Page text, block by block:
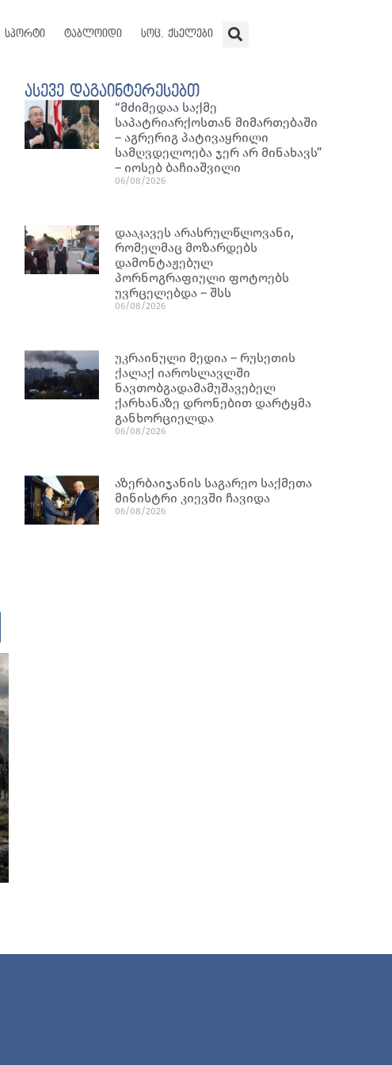
სპორტი ტაბლოიდი სოც. ქსელები
ასევე დაგაინტერესებთ
“მძიმედაა საქმე
საპატრიარქოსთან მიმართებაში
– აგრერიგ პატივაყრილი
სამღვდელოება ჯერ არ მინახავს”
– იოსებ ბაჩიაშვილი
06/08/2026
დააკავეს არასრულწლოვანი,
რომელმაც მოზარდებს
დამონტაჟებულ
პორნოგრაფიული ფოტოებს
უვრცელებდა – შსს
06/08/2026
უკრაინული მედია – რუსეთის
ქალაქ იაროსლავლში
ნავთობგადამამუშავებელ
ქარხანაზე დრონებით დარტყმა
განხორციელდა
06/08/2026
აზერბაიჯანის საგარეო საქმეთა
მინისტრი კიევში ჩავიდა
06/08/2026